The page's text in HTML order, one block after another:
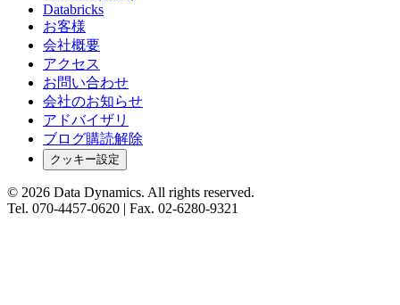
Databricks
お客様
会社概要
アクセス
お問い合わせ
会社のお知らせ
アドバイザリ
ブログ購読解除
クッキー設定
© 2026 Data Dynamics. All rights reserved.
Tel. 070-4457-0620 | Fax. 02-6280-9321